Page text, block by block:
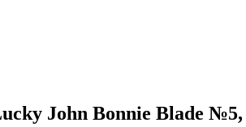
John Bonnie Blade №5,